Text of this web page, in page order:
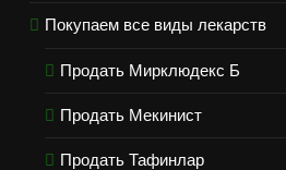
Покупаем все виды лекарств
Продать Мирклюдекс Б
Продать Мекинист
Продать Тафинлар